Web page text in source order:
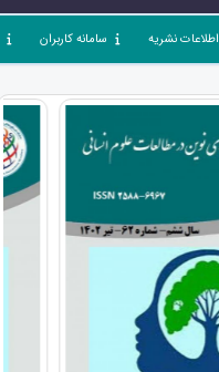
اطلاعات نشریه سامانه کاربران